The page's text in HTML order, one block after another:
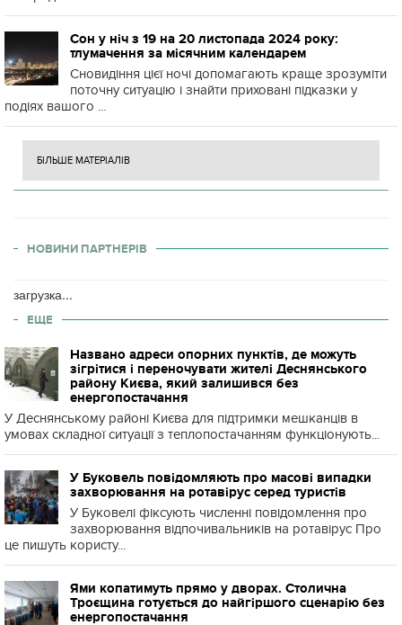
Сон у ніч з 19 на 20 листопада 2024 року:
тлумачення за місячним календарем
Сновидіння цієї ночі допомагають краще зрозуміти
поточну ситуацію і знайти приховані підказки у
подіях вашого ...
БІЛЬШЕ МАТЕРІАЛІВ
НОВИНИ ПАРТНЕРІВ
загрузка...
ЕЩЕ
Названо адреси опорних пунктів, де можуть
зігрітися і переночувати жителі Деснянського
району Києва, який залишився без
енергопостачання
У Деснянському районі Києва для підтримки мешканців в
умовах складної ситуації з теплопостачанням функціонують...
У Буковель повідомляють про масові випадки
захворювання на ротавірус серед туристів
У Буковелі фіксують численні повідомлення про
захворювання відпочивальників на ротавірус Про
це пишуть користу...
Ями копатимуть прямо у дворах. Столична
Троєщина готується до найгіршого сценарію без
енергопостачання